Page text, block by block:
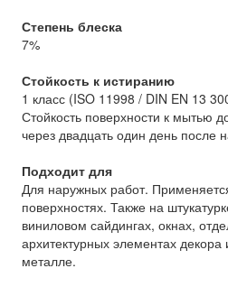
Степень блеска
7%
Стойкость к истиранию
1 класс (ISO 11998 / DIN EN 13
Стойкость поверхности к мытью
через двадцать один день после
Подходит для
Для наружных работ.
поверхностях. Также на
виниловом сайдингах, окнах,
архитектурных элементах
металле.